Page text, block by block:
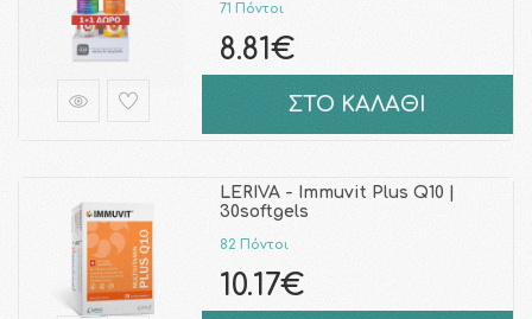
71 Πόντοι
8.81€
ΣΤΟ ΚΑΛΑΘΙ
LERIVA - Immuvit Plus Q10 |
30softgels
82 Πόντοι
10.17€